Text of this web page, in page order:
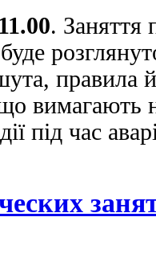
. Заняття
правила
вимагають
під час